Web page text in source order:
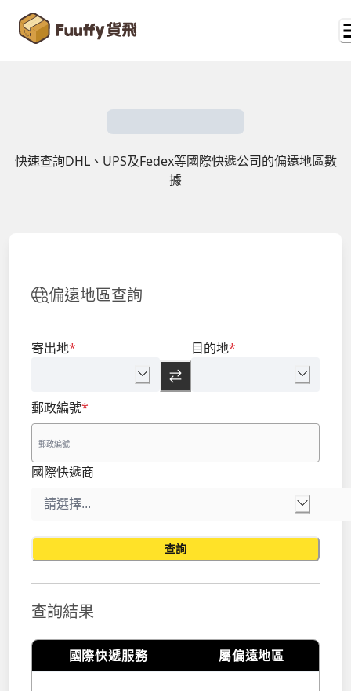
快速查詢DHL、UPS及Fedex等國際快遞公司的偏遠地區數
據
偏遠地區查詢
寄出地* 目的地*
郵政編號*
國際快遞商
查詢
查詢結果
國際快遞服務 屬偏遠地區